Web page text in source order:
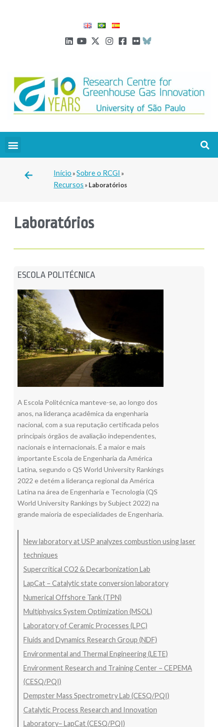
Início »Sobre o RCGI »
Recursos » Laboratórios
Laboratórios
ESCOLA POLITÉCNICA
A Escola Politécnica manteve-se, ao longo dos
anos, na liderança acadêmica da engenharia
nacional, com a sua reputação certificada pelos
principais órgãos de avaliação independentes,
nacionais e internacionais. É a maior e mais
importante Escola de Engenharia da América
Latina, segundo o QS World University Rankings
2022 e detém a liderança regional da América
Latina na área de Engenharia e Tecnologia (QS
World University Rankings by Subject 2022) na
grande maioria de especialidades de Engenharia.
New laboratory at USP analyzes combustion using laser
techniques
Supercritical CO2 & Decarbonization Lab
LapCat – Catalytic state conversion laboratory
Numerical Offshore Tank (TPN)
Multiphysics System Optimization (MSOL)
Laboratory of Ceramic Processes (LPC)
Fluids and Dynamics Research Group (NDF)
Environmental and Thermal Engineering (LETE)
Environment Research and Training Center – CEPEMA
(CESQ/PQI)
Dempster Mass Spectrometry Lab (CESQ/PQI)
Catalytic Process Research and Innovation
Laboratory– LapCat (CESQ/PQI)